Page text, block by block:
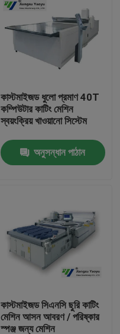
কাস্টমাইজড ধুলো প্রমাণ 40T
কম্পিউটার কাটিং মেশিন
স্বয়ংক্রিয় খাওয়ানো সিস্টেম
অনুসন্ধান পাঠান
কাস্টমাইজড সিএনসি ছুরি কাটিং
মেশিন আসন আবরণ / পরিষ্কার
স্পঞ্জ জন্য মেশিন